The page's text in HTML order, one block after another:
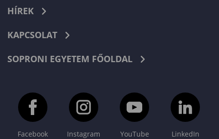
HÍREK
KAPCSOLAT
SOPRONI EGYETEM FŐOLDAL
Facebook Instagram YouTube LinkedIn